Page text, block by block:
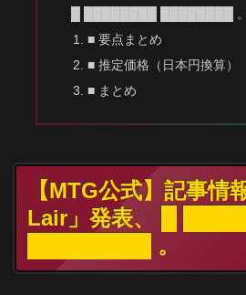
█ ████████ ████████ 。
■ 要点まとめ
■ 推定価格（日本円換算）
■ まとめ
【MTG公式】記事情
Lair」発表、 █
████████ 。